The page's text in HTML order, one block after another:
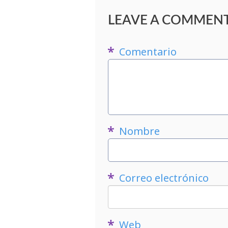
LEAVE A
Comentario
Nombre
Correo electrónico
Web